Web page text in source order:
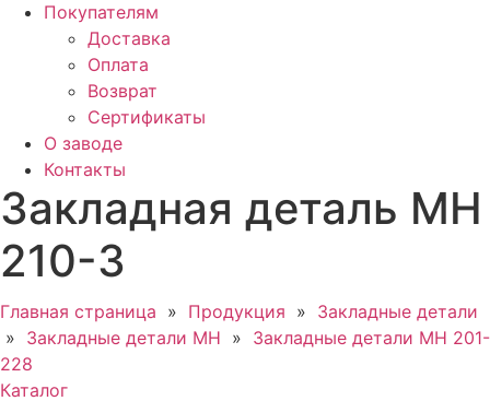
Покупателям
Доставка
Оплата
Возврат
Сертификаты
О заводе
Контакты
Закладная деталь МН
210-3
Главная страница » Продукция » Закладные детали
» Закладные детали МН » Закладные детали МН 201-
228
Каталог